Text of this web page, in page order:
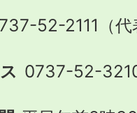
52-2111（代
0737-52-3210